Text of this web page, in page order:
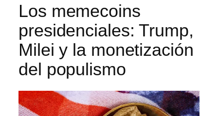
Los memecoins
presidenciales: Trump,
Milei y la monetización
del populismo